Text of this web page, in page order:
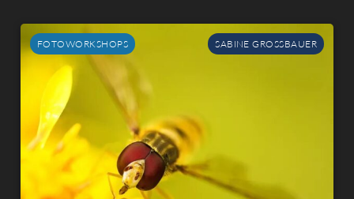
FOTOWORKSHOPS SABINE GROSSBAUER